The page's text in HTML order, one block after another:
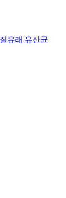
유래 유산균